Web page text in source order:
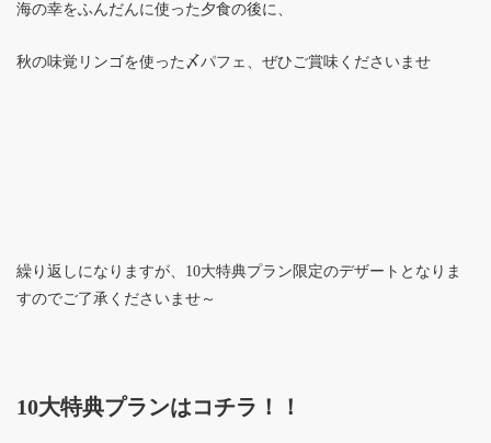
海の幸をふんだんに使った夕食の後に、
秋の味覚リンゴを使った〆パフェ、ぜひご賞味くださいませ
繰り返しになりますが、10大特典プラン限定のデザートとなりま
すのでご了承くださいませ～
10大特典プランはコチラ！！